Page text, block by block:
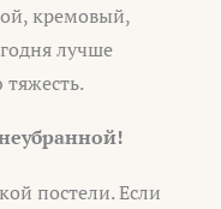
кремовый,
лучше
постели. Если